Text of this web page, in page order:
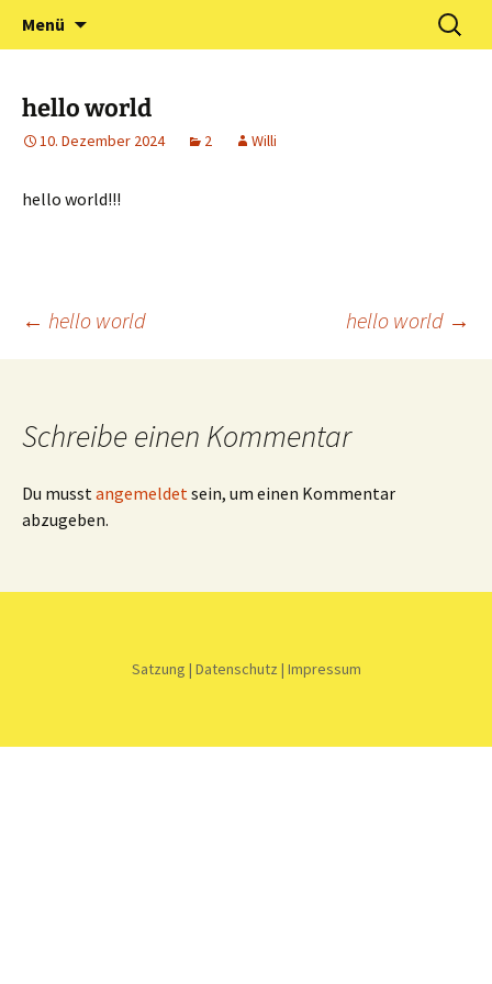
Förderverein Kindergarten
und Grundschule
Neuershausen
Menü
Suchen
nach:
hello world
10. Dezember 2024 2 Willi
hello world!!!
Beitrags-
Navigation
← hello world hello world →
Schreibe einen Kommentar
Du musstangemeldetsein, um einen Kommentar
abzugeben.
Satzung | Datenschutz | Impressum